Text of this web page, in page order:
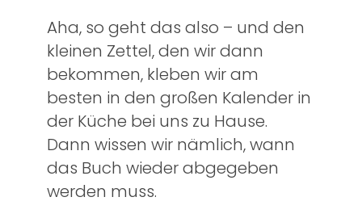
Aha, so geht das also – und den
kleinen Zettel, den wir dann
bekommen, kleben wir am
besten in den großen Kalender in
der Küche bei uns zu Hause.
Dann wissen wir nämlich, wann
das Buch wieder abgegeben
werden muss.